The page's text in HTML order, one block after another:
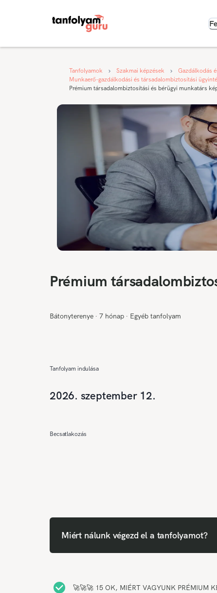
Tanfolyamok Szakmai képzések
Gazdálkodás
Munkaerő-gazdálkodási és társadalombiztosítási
Prémium társadalombiztosítási és bérügyi munkatárs
Prémium
Bátonyterenye ∙ 7 hónap ∙ Egyéb tanfolyam
Tanfolyam indulása
2026. szeptember 12.
Becsatlakozás
Miért nálunk végezd el a tanfolyamot?
🚀🚀🚀 15 OK, MIÉRT VAGYUNK PRÉMIUM